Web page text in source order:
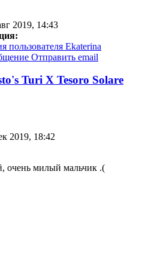
2019, 14:43
пользователя Ekaterina
Отправить email
Turi X Tesoro Solare
2019, 18:42
очень милый мальчик .(